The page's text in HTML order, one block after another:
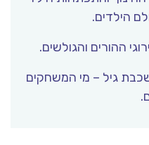
הילדים.
ההורים והגולשים.
גיל – מי המשחקים